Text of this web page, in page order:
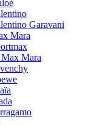
Garavani
Mara
Max Mara